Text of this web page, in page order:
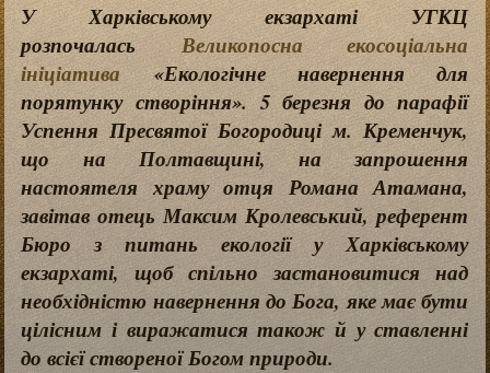
У Харківському екзархаті УГКЦ
розпочаласьВеликопосна екосоціальна
ініціатива«Екологічне навернення для
порятунку створіння». 5 березня до парафії
Успення Пресвятої Богородиці м. Кременчук,
що на Полтавщині, на запрошення
настоятеля храму отця Романа Атамана,
завітав отець Максим Кролевський, референт
Бюро з питань екології у Харківському
екзархаті, щоб спільно застановитися над
необхідністю навернення до Бога, яке має бути
цілісним і виражатися також й у ставленні
до всієї створеної Богом природи.